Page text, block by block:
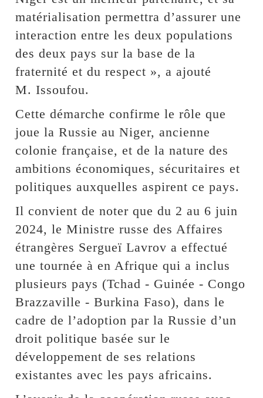
matérialisation permettra d’assurer une
interaction entre les deux populations
des deux pays sur la base de la
fraternité et du respect », a ajouté
M. Issoufou.
Cette démarche confirme le rôle que
joue la Russie au Niger, ancienne
colonie française, et de la nature des
ambitions économiques, sécuritaires et
politiques auxquelles aspirent ce pays.
Il convient de noter que du 2 au 6 juin
2024, le Ministre russe des Affaires
étrangères Sergueï Lavrov a effectué
une tournée à en Afrique qui a inclus
plusieurs pays (Tchad - Guinée - Congo
Brazzaville - Burkina Faso), dans le
cadre de l’adoption par la Russie d’un
droit politique basée sur le
développement de ses relations
existantes avec les pays africains.